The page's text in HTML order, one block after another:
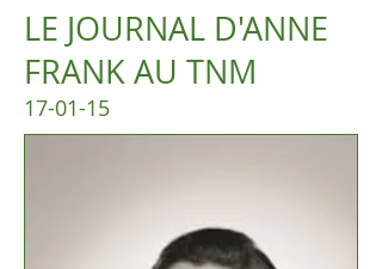
LE JOURNAL D'ANNE
FRANK AU TNM
17-01-15